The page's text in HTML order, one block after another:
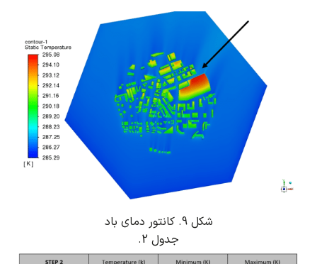
شکل 9. کانتور دمای باد
جدول 2.